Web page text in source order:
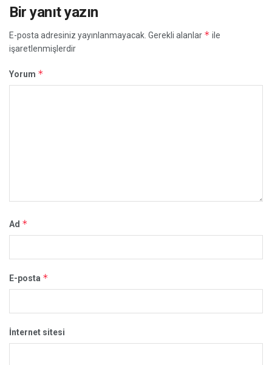
Bir yanıt yazın
E-posta adresiniz yayınlanmayacak. Gerekli alanlar * ile
işaretlenmişlerdir
Yorum *
Ad *
E-posta *
İnternet sitesi